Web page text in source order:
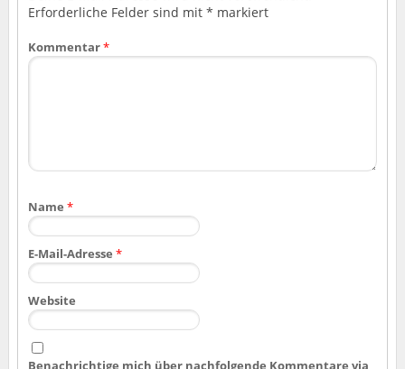
Erforderliche Felder sind mit * markiert
Kommentar*
Name *
E-Mail-Adresse *
Website
Benachrichtige mich über nachfolgende Kommentare via